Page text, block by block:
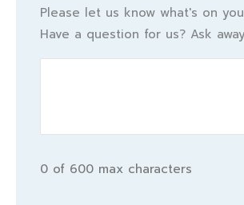
Please let us know what's on
Have a question for us? Ask
0 of 600 max characters